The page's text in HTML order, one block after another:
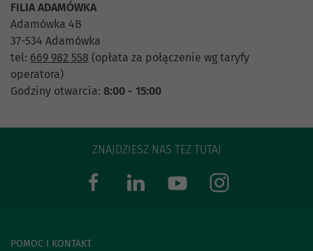
FILIA ADAMÓWKA
Adamówka 4B
37-534 Adamówka
tel: 669 982 558 (opłata za połączenie wg taryfy
operatora)
Godziny otwarcia: 8:00 - 15:00
ZNAJDZIESZ NAS TEŻ TUTAJ
POMOC I KONTAKT